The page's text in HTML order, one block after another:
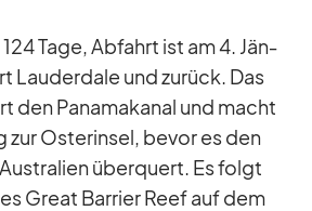
Tage, Ab­fahrt ist am 4. Jän­
Lau­derd­ale und zu­rück. Das
den Pa­na­ma­ka­nal und macht
zur Os­ter­in­sel, be­vor es den
über­quert. Es folgt
Great Bar­rier Reef auf dem